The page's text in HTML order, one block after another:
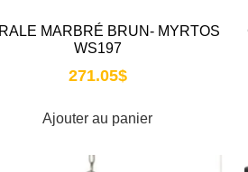
MARBRÉ BRUN- MYRTOS
WS197
271.05$
Ajouter au panier